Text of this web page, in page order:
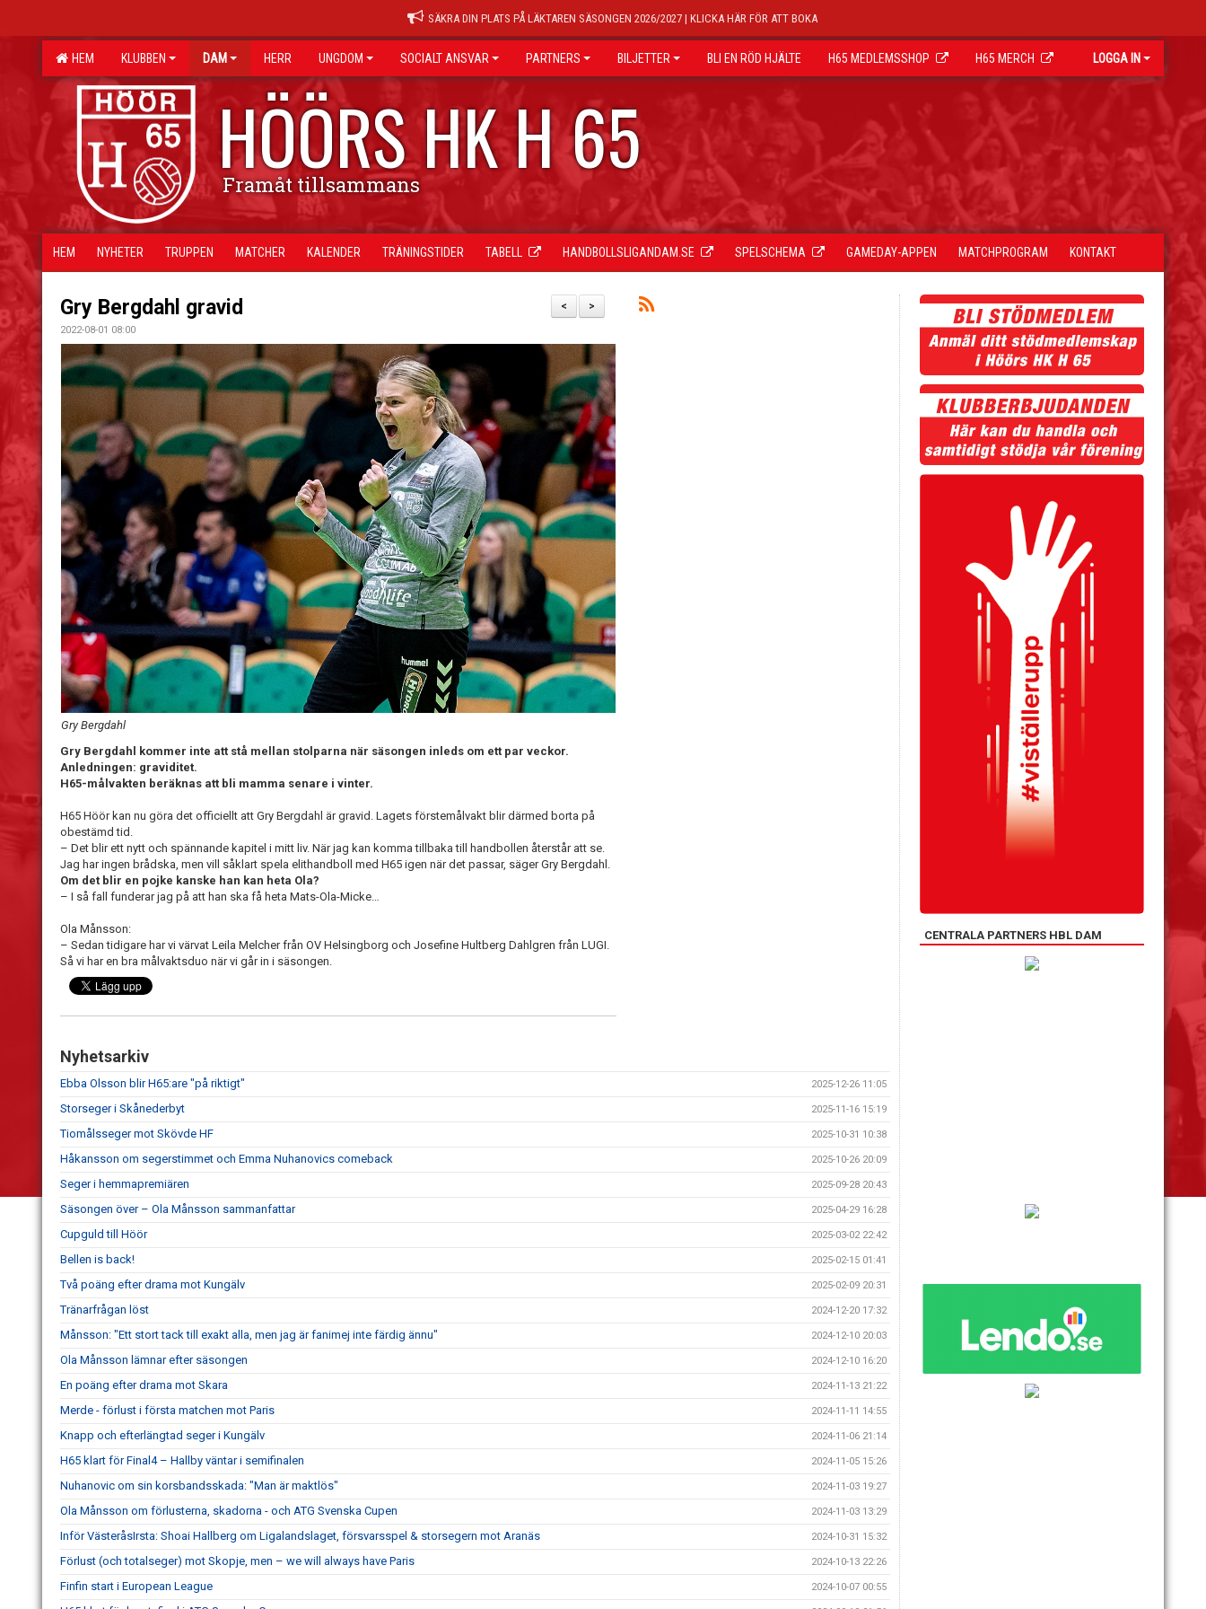
SÄKRA DIN PLATS PÅ LÄKTAREN SÄSONGEN 2026/2027 | KLICKA HÄR FÖR ATT BOKA
HEM KLUBBEN DAM HERR UNGDOM SOCIALT ANSVAR PARTNERS BILJETTER BLI EN RÖD HJÄLTE H65 MEDLEMSSHOP H65 MERCH LOGGA IN
HÖÖRS HK H 65
Framåt tillsammans
HEM NYHETER TRUPPEN MATCHER KALENDER TRÄNINGSTIDER TABELL HANDBOLLSLIGANDAM.SE SPELSCHEMA GAMEDAY-APPEN MATCHPROGRAM KONTAKT
>
<
Gry Bergdahl gravid
2022-08-01 08:00
Gry Bergdahl
Gry Bergdahl kommer inte att stå mellan stolparna när säsongen inleds om ett par veckor.
Anledningen: graviditet.
H65-målvakten beräknas att bli mamma senare i vinter.
H65 Höör kan nu göra det officiellt att Gry Bergdahl är gravid. Lagets förstemålvakt blir därmed borta på
obestämd tid.
– Det blir ett nytt och spännande kapitel i mitt liv. När jag kan komma tillbaka till handbollen återstår att se.
Jag har ingen brådska, men vill såklart spela elithandboll med H65 igen när det passar, säger Gry Bergdahl.
Om det blir en pojke kanske han kan heta Ola?
– I så fall funderar jag på att han ska få heta Mats-Ola-Micke…
Ola Månsson:
– Sedan tidigare har vi värvat Leila Melcher från OV Helsingborg och Josefine Hultberg Dahlgren från LUGI.
Så vi har en bra målvaktsduo när vi går in i säsongen.
Nyhetsarkiv
Ebba Olsson blir H65:are "på riktigt" 2025-12-26 11:05
Storseger i Skånederbyt 2025-11-16 15:19
Tiomålsseger mot Skövde HF 2025-10-31 10:38
Håkansson om segerstimmet och Emma Nuhanovics comeback 2025-10-26 20:09
Seger i hemmapremiären 2025-09-28 20:43
Säsongen över – Ola Månsson sammanfattar 2025-04-29 16:28
Cupguld till Höör 2025-03-02 22:42
Bellen is back! 2025-02-15 01:41
Två poäng efter drama mot Kungälv 2025-02-09 20:31
Tränarfrågan löst 2024-12-20 17:32
Månsson: "Ett stort tack till exakt alla, men jag är fanimej inte färdig ännu" 2024-12-10 20:03
Ola Månsson lämnar efter säsongen 2024-12-10 16:20
En poäng efter drama mot Skara 2024-11-13 21:22
Merde - förlust i första matchen mot Paris 2024-11-11 14:55
Knapp och efterlängtad seger i Kungälv 2024-11-06 21:14
H65 klart för Final4 – Hallby väntar i semifinalen 2024-11-05 15:26
Nuhanovic om sin korsbandsskada: "Man är maktlös" 2024-11-03 19:27
Ola Månsson om förlusterna, skadorna - och ATG Svenska Cupen 2024-11-03 13:29
Inför VästeråsIrsta: Shoai Hallberg om Ligalandslaget, försvarsspel & storsegern mot Aranäs 2024-10-31 15:32
Förlust (och totalseger) mot Skopje, men – we will always have Paris 2024-10-13 22:26
Finfin start i European League 2024-10-07 00:55
CENTRALA PARTNERS HBL DAM